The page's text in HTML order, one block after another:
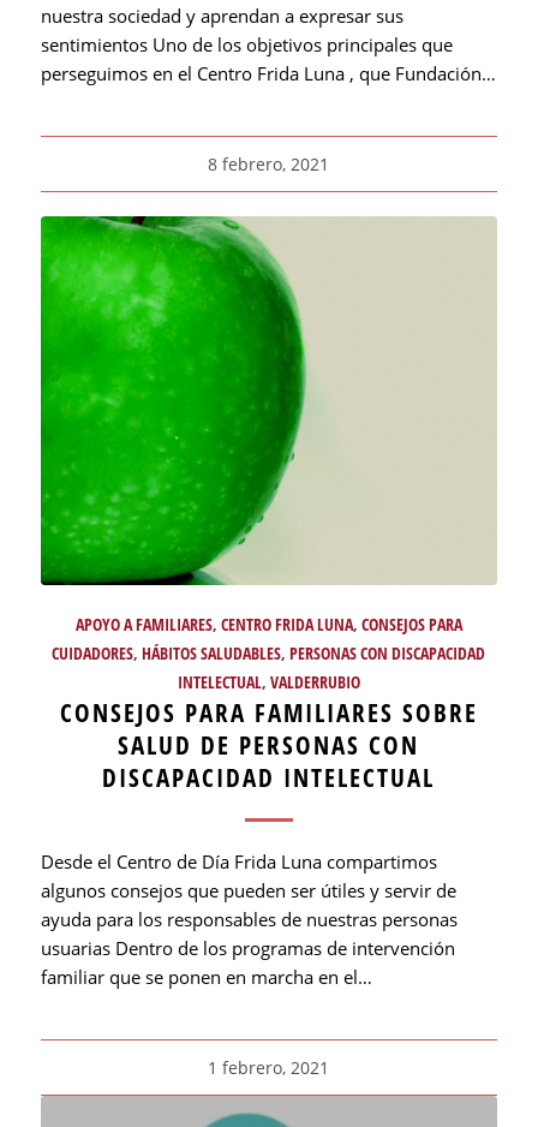
nuestra sociedad y aprendan a expresar sus
sentimientos Uno de los objetivos principales que
perseguimos en el Centro Frida Luna , que Fundación…
8 febrero, 2021
APOYO A FAMILIARES, CENTRO FRIDA LUNA, CONSEJOS PARA
CUIDADORES,HÁBITOS SALUDABLES,PERSONAS CON DISCAPACIDAD
INTELECTUAL, VALDERRUBIO
CONSEJOS PARA FAMILIARES SOBRE
SALUD DE PERSONAS CON
DISCAPACIDAD INTELECTUAL
Desde el Centro de Día Frida Luna compartimos
algunos consejos que pueden ser útiles y servir de
ayuda para los responsables de nuestras personas
usuarias Dentro de los programas de intervención
familiar que se ponen en marcha en el…
1 febrero, 2021